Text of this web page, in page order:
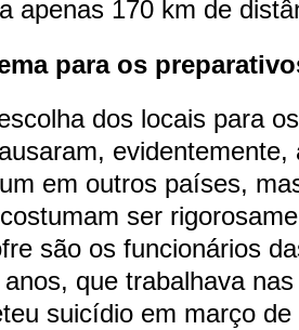
apenas 170 km de
para os
dos locais para
em outros países,
ser
são os funcionários
que trabalhava
suicídio em março